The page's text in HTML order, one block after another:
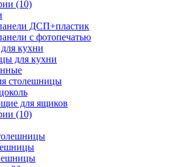
(10)
ДСП+пластик
с фотопечатью
кухни
для кухни
столешницы
для ящиков
(10)